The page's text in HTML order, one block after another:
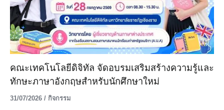
คณะเทคโนโลยีดิจิทัล จัดอบรมเสริมสร้างความรู้และ
ทักษะภาษาอังกฤษสำหรับนักศึกษาใหม่
31/07/2026 / กิจกรรม